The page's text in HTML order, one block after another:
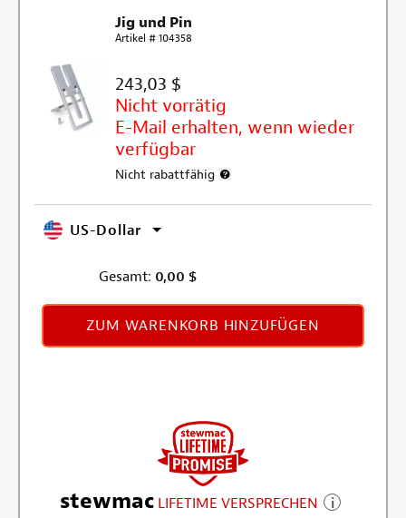
Jig und Pin
Artikel # 104358
243,03 $
Nicht vorrätig
E-Mail erhalten, wenn wieder
verfügbar
Nicht rabattfähig
US-Dollar
Gesamt: 0,00 $
ZUM WARENKORB HINZUFÜGEN
stewmac LIFETIME VERSPRECHEN